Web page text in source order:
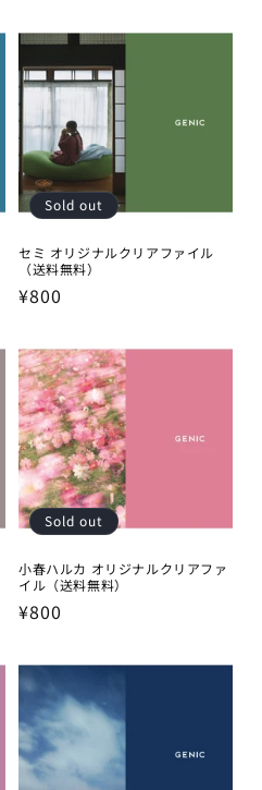
Sold out
セミ オリジナルクリアファイル
（送料無料）
Regular
¥800
Sold out
小春ハルカ オリジナルクリアファ
イル（送料無料）
Regular
¥800